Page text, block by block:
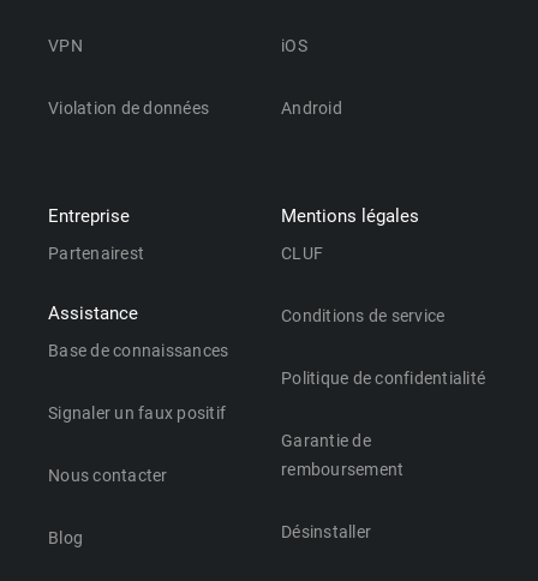
VPN
Violation de données
iOS
Android
Entreprise
Partenairest
Assistance
Base de connaissances
Signaler un faux positif
Nous contacter
Blog
Mentions légales
CLUF
Conditions de service
Politique de confidentialité
Garantie de
remboursement
Désinstaller